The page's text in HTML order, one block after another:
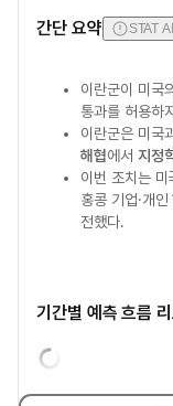
간단 요약 STAT
이란군이 미국
통과를 허용하
이란군은 미국
해협에서 지정
이번 조치는 미
홍콩 기업·개
전했다.
기간별 예측 흐름